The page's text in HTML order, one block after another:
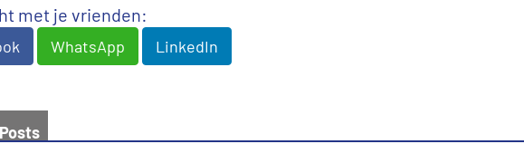
met je vrienden:
WhatsApp LinkedIn